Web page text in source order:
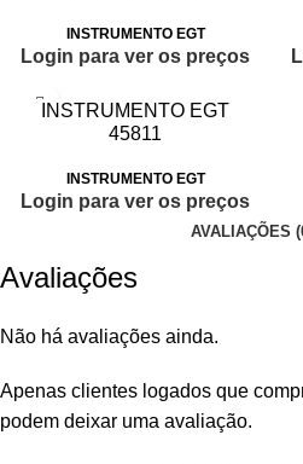
INSTRUMENTO EGT
Login para ver os preços
INSTRUMENTO EGT
45811
INSTRUMENTO EGT
Login para ver os preços
AVALIAÇÕES
Avaliações
Não há avaliações ainda.
Apenas clientes logados que
podem deixar uma avaliação.